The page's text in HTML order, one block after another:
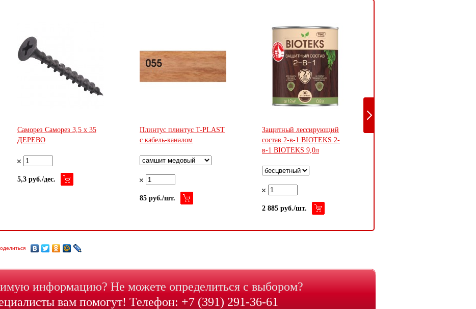
Саморез Саморез 3,5 х 35
ДЕРЕВО
5,3 руб./дес.
Плинтус плинтус T-PLAST
с кабель-каналом
85 руб./шт.
Защитный лессирующий
состав 2-в-1 BIOTEKS 2-
в-1 BIOTEKS 9,0л
2 885 руб./шт.
информацию? Не можете определиться с выбором?
вам помогут! Телефон: +7 (391) 291-36-61